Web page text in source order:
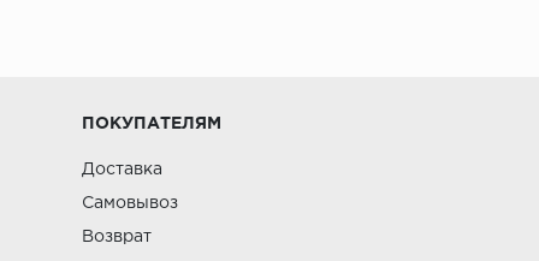
ПОКУПАТЕЛЯМ
Доставка
Самовывоз
Возврат